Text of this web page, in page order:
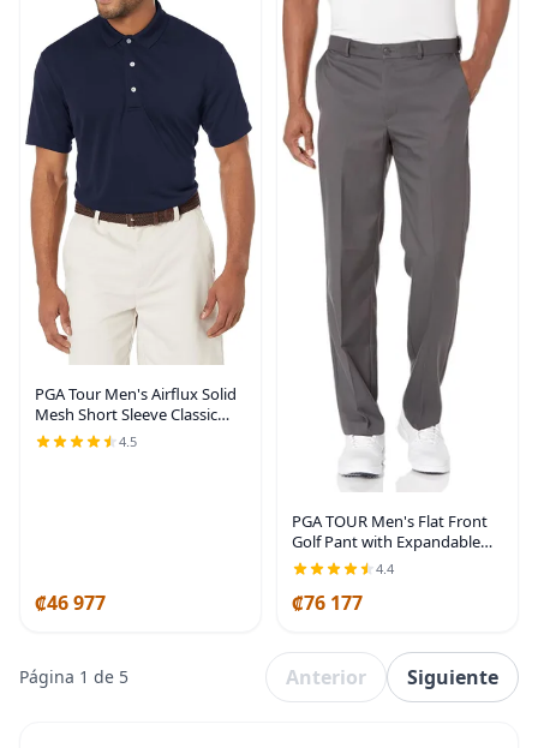
PGA Tour Men's Airflux Solid
Mesh Short Sleeve Classic
Golf Polo Shirt (Available in
Big & Tall)
4.5
₡46 977
PGA TOUR Men's Flat Front
Golf Pant with Expandable
Waistband (Waist Size 30-44
Big & Tall)
4.4
₡76 177
Página 1 de 5 Anterior Siguiente